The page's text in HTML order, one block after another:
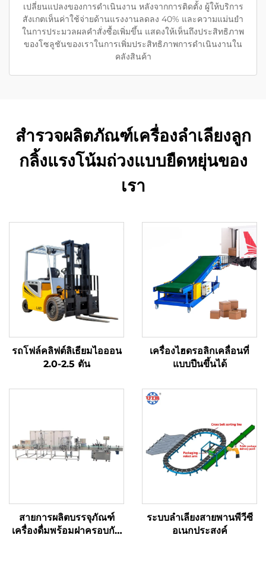
เปลี่ยนแปลงของการดำเนินงาน หลังจากการติดตั้ง ผู้ให้บริการ
สังเกตเห็นค่าใช้จ่ายด้านแรงงานลดลง 40% และความแม่นยำ
ในการประมวลผลคำสั่งซื้อเพิ่มขึ้น แสดงให้เห็นถึงประสิทธิภาพ
ของโซลูชันของเราในการเพิ่มประสิทธิภาพการดำเนินงานใน
คลังสินค้า
สำรวจผลิตภัณฑ์เครื่องลำเลียงลูก
กลิ้งแรงโน้มถ่วงแบบยืดหยุ่นของ
เรา
รถโฟล์คลิฟต์ลิเธียมไอออน
2.0-2.5 ตัน
เครื่องไฮดรอลิกเคลื่อนที่
แบบปีนขึ้นได้
สายการผลิตบรรจุภัณฑ์
เครื่องดื่มพร้อมฝาครอบกัน
ระบบลำเลียงสายพานพีวีซี
อเนกประสงค์